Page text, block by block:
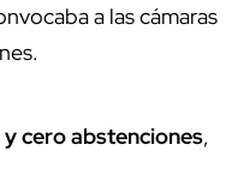
a las cámaras
cero abstenciones,